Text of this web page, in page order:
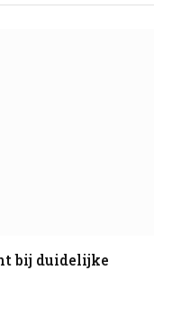
bij duidelijke